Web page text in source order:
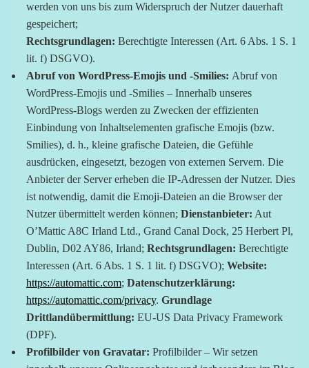
werden von uns bis zum Widerspruch der Nutzer dauerhaft
gespeichert;
Rechtsgrundlagen: Berechtigte Interessen (Art. 6 Abs. 1 S. 1
lit. f) DSGVO).
Abruf von WordPress-Emojis und -Smilies: Abruf von
WordPress-Emojis und -Smilies – Innerhalb unseres
WordPress-Blogs werden zu Zwecken der effizienten
Einbindung von Inhaltselementen grafische Emojis (bzw.
Smilies), d. h., kleine grafische Dateien, die Gefühle
ausdrücken, eingesetzt, bezogen von externen Servern. Die
Anbieter der Server erheben die IP-Adressen der Nutzer. Dies
ist notwendig, damit die Emoji-Dateien an die Browser der
Nutzer übermittelt werden können; Dienstanbieter: Aut
O’Mattic A8C Irland Ltd., Grand Canal Dock, 25 Herbert Pl,
Dublin, D02 AY86, Irland; Rechtsgrundlagen: Berechtigte
Interessen (Art. 6 Abs. 1 S. 1 lit. f) DSGVO); Website:
https://automattic.com; Datenschutzerklärung:
https://automattic.com/privacy. Grundlage
Drittlandübermittlung: EU-US Data Privacy Framework
(DPF).
Profilbilder von Gravatar: Profilbilder – Wir setzen